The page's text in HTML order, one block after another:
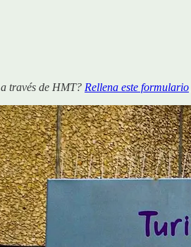
a través de HMT? Rellena este formulario